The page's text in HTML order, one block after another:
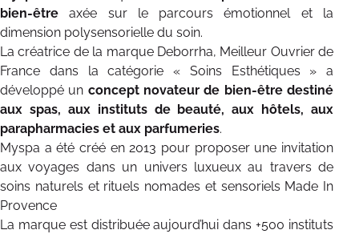
bien-être axée sur le parcours émotionnel et la
dimension polysensorielle du soin.
La créatrice de la marque Deborrha, Meilleur Ouvrier de
France dans la catégorie « Soins Esthétiques » a
développé un concept novateur de bien-être destiné
aux spas, aux instituts de beauté, aux hôtels, aux
parapharmacies et aux parfumeries.
Myspa a été créé en 2013 pour proposer une invitation
aux voyages dans un univers luxueux au travers de
soins naturels et rituels nomades et sensoriels Made In
Provence
La marque est distribuée aujourd’hui dans +500 instituts